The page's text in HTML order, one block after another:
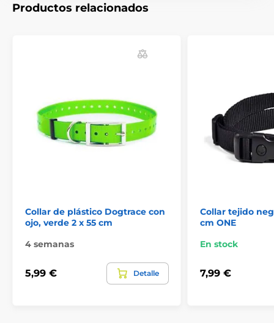
El producto aparece en las categorías
Accesorios Collares de adiestramiento
Collares de repuesto para receptores
Productos relacionados
Collar de plástico Dogtrace con
ojo, verde 2 x 55 cm
4 semanas
5,99 € Detalle
Collar tejido
cm ONE
En stock
7,99 €